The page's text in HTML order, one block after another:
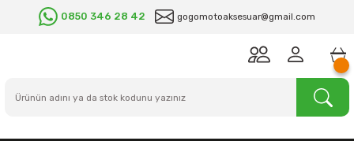
0850 346 28 42 gogomotoaksesuar@gmail.com